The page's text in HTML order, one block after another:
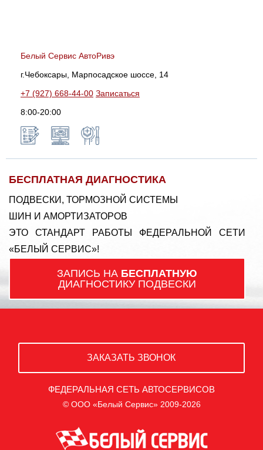
Белый Сервис АвтоРивэ
г.Чебоксары, Марпосадское шоссе, 14
+7 (927) 668-44-00 Записаться
8:00-20:00
БЕСПЛАТНАЯ ДИАГНОСТИКА
ПОДВЕСКИ, ТОРМОЗНОЙ СИСТЕМЫ
ШИН И АМОРТИЗАТОРОВ
ЭТО СТАНДАРТ РАБОТЫ ФЕДЕРАЛЬНОЙ СЕТИ
«БЕЛЫЙ СЕРВИС»!
ЗАПИСЬ НА БЕСПЛАТНУЮ
ДИАГНОСТИКУ ПОДВЕСКИ
ЗАКАЗАТЬ ЗВОНОК
ФЕДЕРАЛЬНАЯ СЕТЬ АВТОСЕРВИСОВ
© ООО «Белый Сервис» 2009-2026